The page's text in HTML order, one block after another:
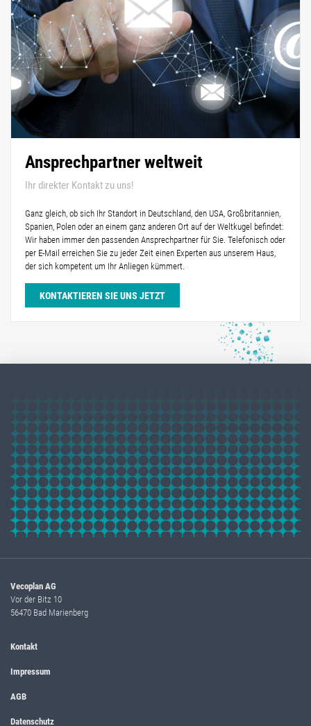
Ansprechpartner weltweit
Ihr direkter Kontakt zu uns!
Ganz gleich, ob sich Ihr Standort in Deutschland, den USA, Großbritannien,
Spanien, Polen oder an einem ganz anderen Ort auf der Weltkugel befindet:
Wir haben immer den passenden Ansprechpartner für Sie. Telefonisch oder
per E-Mail erreichen Sie zu jeder Zeit einen Experten aus unserem Haus,
der sich kompetent um Ihr Anliegen kümmert.
KONTAKTIEREN SIE UNS JETZT
Vecoplan AG
Vor der Bitz 10
56470 Bad Marienberg
Kontakt
Impressum
AGB
Datenschutz